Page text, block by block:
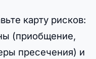
карту рисков:
(приобщение,
пресечения) и